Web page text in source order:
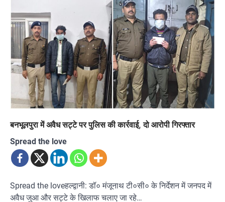
बनभूलपुरा में अवैध सट्टे पर पुलिस की कार्रवाई, दो आरोपी गिरफ्तार
Spread the love
Spread the loveहल्द्वानी: डॉ० मंजूनाथ टी०सी० के निर्देशन में जनपद में
अवैध जुआ और सट्टे के खिलाफ चलाए जा रहे…